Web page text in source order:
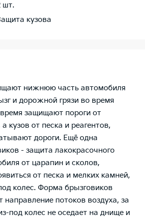
шт.
кузова
нижнюю часть автомобиля
и дорожной грязи во время
защищают пороги от
кузов от песка и реагентов,
дороги. Ещё одна
- защита лакокрасочного
от царапин и сколов,
от песка и мелких камней,
колес. Форма брызговиков
направление потоков воздуха, за
под колес не оседает на днище и